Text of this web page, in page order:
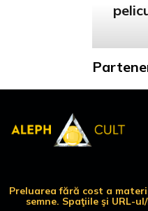
Preluarea fără cost a
semne. Spaţiile şi URL-